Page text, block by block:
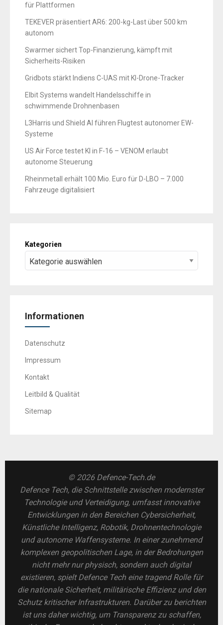
für Plattformen
TEKEVER präsentiert AR6: 200-kg-Last über 500 km
autonom
Swarmer sichert Top-Finanzierung, kämpft mit
Sicherheits-Risiken
Gridbots stärkt Indiens C-UAS mit KI-Drone-Tracker
Elbit Systems wandelt Handelsschiffe in
schwimmende Drohnenbasen
L3Harris und Shield AI führen Flugtest autonomer EW-
Systeme
US Air Force testet KI in F-16 – VENOM erlaubt
autonome Steuerung
Rheinmetall erhält 100 Mio. Euro für D-LBO – 7.000
Fahrzeuge digitalisiert
Kategorien
Informationen
Datenschutz
Impressum
Kontakt
Leitbild & Qualität
Sitemap
© 2026 Defence-Tech.de
Defence Tech, die Schnittstelle zwischen modernster
Technologie und Verteidigung, umfasst innovative
Entwicklungen in den Bereichen Cybersicherheit,
Künstliche Intelligenz, Robotik, Drohnentechnologie
und autonome Waffensysteme. In einer zunehmend
komplexen geopolitischen Lage, in der Bedrohungen
nicht mehr nur physisch, sondern auch digital
existieren, spielt Defence Tech eine tragend Rolle für
die nationale Sicherheit, militärische Effizienz und den
Schutz kritischer Infrastrukturen. Darüber zu berichten
ist uns daher wichtig, um Transparenz zu schaffen,